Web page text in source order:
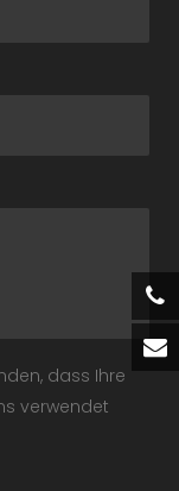
dass Ihre
verwendet